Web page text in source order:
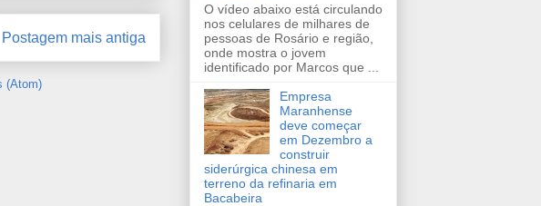
Postagem mais antiga
(Atom)
O vídeo abaixo está circulando
nos celulares de milhares de
pessoas de Rosário e região,
onde mostra o jovem
identificado por Marcos que ...
Empresa
Maranhense
deve começar
em Dezembro a
construir
siderúrgica chinesa em
terreno da refinaria em
Bacabeira